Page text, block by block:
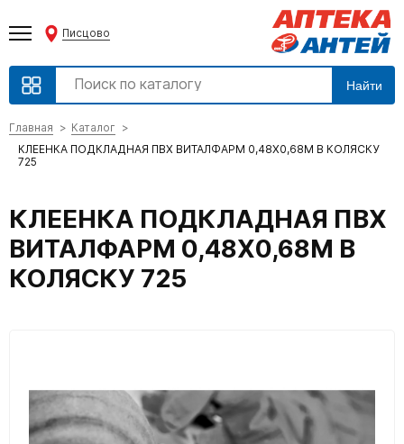
Писцово
Найти
Главная
Каталог
КЛЕЕНКА ПОДКЛАДНАЯ ПВХ ВИТАЛФАРМ 0,48Х0,68М В КОЛЯСКУ
725
КЛЕЕНКА ПОДКЛАДНАЯ ПВХ
ВИТАЛФАРМ 0,48Х0,68М В
КОЛЯСКУ 725